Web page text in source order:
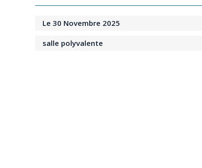
Le 30 Novembre 2025
salle polyvalente